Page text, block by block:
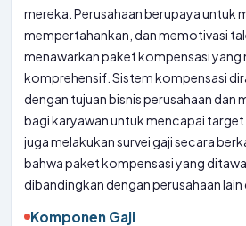
mereka. Perusahaan berupaya untuk
mempertahankan, dan memotivasi
menawarkan paket kompensasi yang
komprehensif. Sistem kompensasi
dengan tujuan bisnis perusahaan dan
bagi karyawan untuk mencapai target
juga melakukan survei gaji secara
bahwa paket kompensasi yang
dibandingkan dengan perusahaan lain
Komponen Gaji